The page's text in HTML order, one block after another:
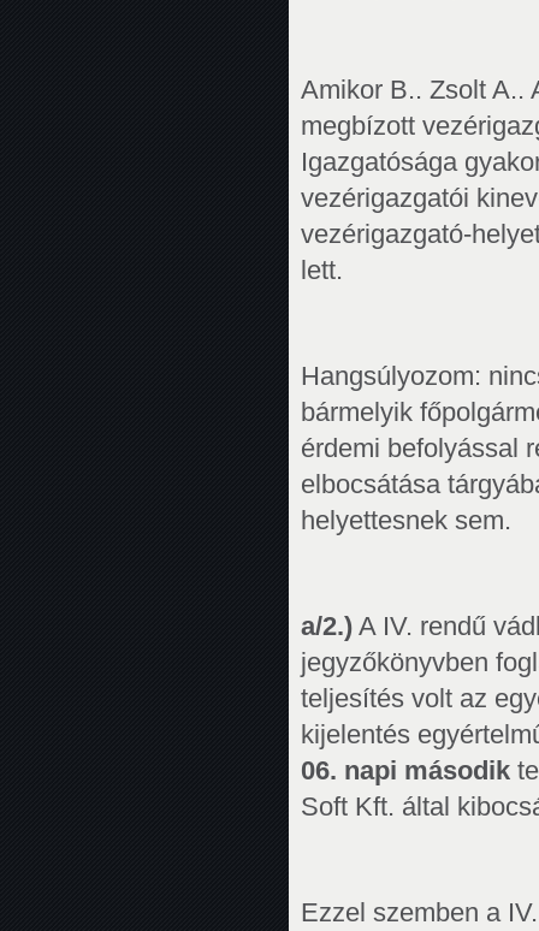
Amikor B.. Zsolt A..
megbízott
Igazgatósága
vezérigazgatói
vezérigazgató-
lett.
Hangsúlyozom:
bármelyik
érdemi befolyással
elbocsátása
helyettesnek sem.
a/2.) A IV. rendű
jegyzőkönyvben
teljesítés volt az
kijelentés
06. napi második
Soft Kft. által
Ezzel szemben a